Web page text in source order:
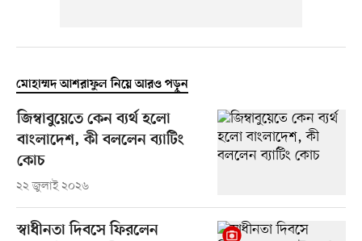
মোহাম্মদ আশরাফুল নিয়ে আরও পড়ুন
জিম্বাবুয়েতে কেন ব্যর্থ হলো
বাংলাদেশ, কী বললেন ব্যাটিং
কোচ
২২ জুলাই ২০২৬
স্বাধীনতা দিবসে ফিরলেন